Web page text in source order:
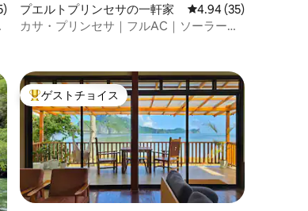
件、5つ星中4.95つ星の平均評価
プエルトプリンセサの一軒家 レビュー35件、5つ星
4.94 (35)
カサ・プリンセサ｜フルAC｜ソーラー｜
大好評のゲストチョイスです。
ゲストチョイス